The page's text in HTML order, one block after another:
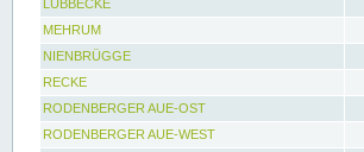
LÜBBECKE
MEHRUM
NIENBRÜGGE
RECKE
RODENBERGER AUE-OST
RODENBERGER AUE-WEST